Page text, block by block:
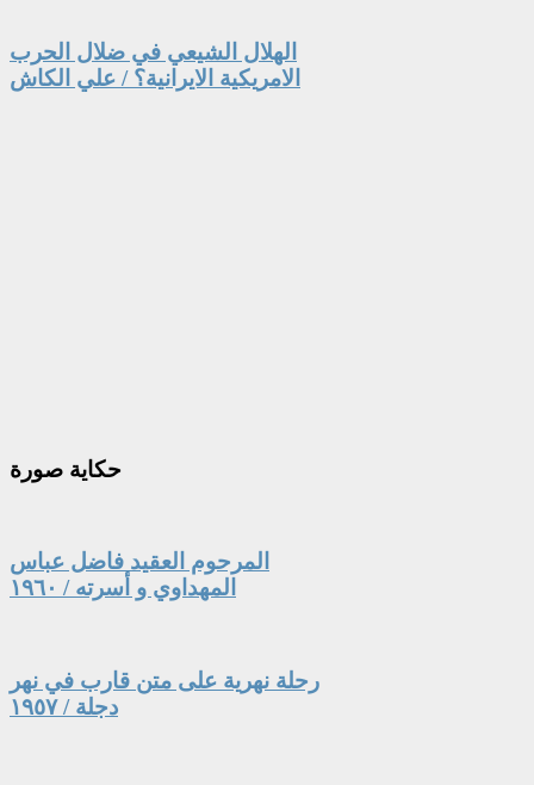
الهلال الشيعي في ضلال الحرب
الامريكية الايرانية؟ / علي الكاش
حكاية صورة
المرحوم العقيد فاضل عباس
المهداوي و أسرته / ١٩٦٠
رحلة نهرية على متن قارب في نهر
دجلة / ١٩٥٧